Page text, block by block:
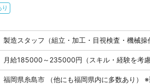
製造スタッフ（組立・加工・目視検査・機械操
月給185000～235000円（スキル・経験を考慮
福岡県糸島市 （他にも福岡県内に多数あり）